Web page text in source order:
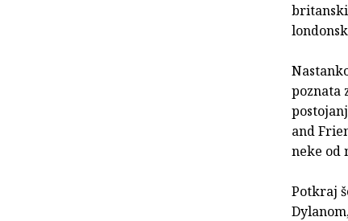
poznata
and
neke od
Potkraj